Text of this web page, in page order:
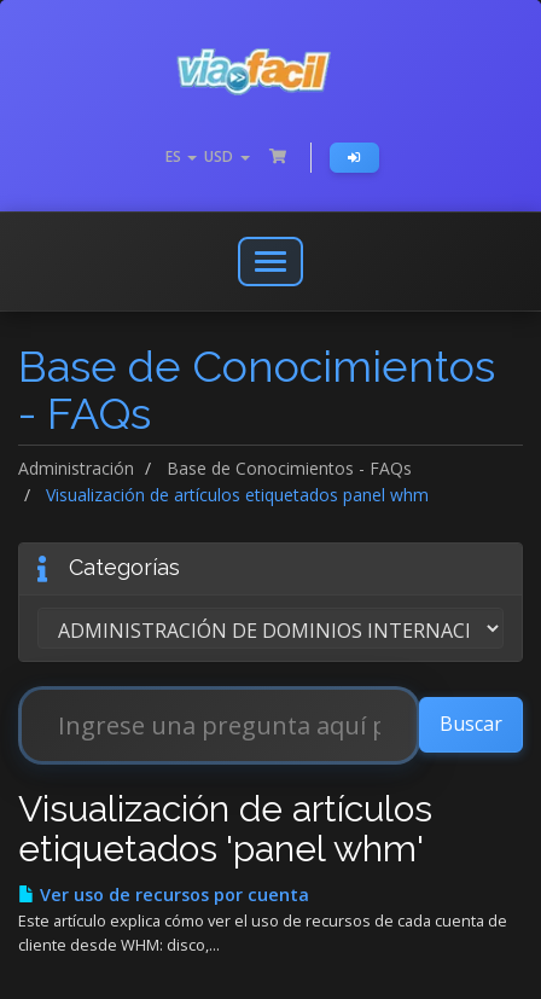
ES USD
Abrir
o
menú
de
Base de Conocimientos
- FAQs
Administración
Base de Conocimientos - FAQs
Visualización de artículos etiquetados panel whm
Categorías
Visualización de artículos
etiquetados 'panel whm'
Ver uso de recursos por cuenta
Este artículo explica cómo ver el uso de recursos de cada cuenta de
cliente desde WHM: disco,...